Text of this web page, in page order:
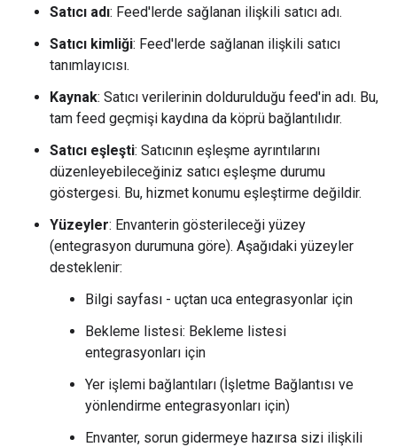
Satıcı adı: Feed'lerde sağlanan ilişkili satıcı adı.
Satıcı kimliği: Feed'lerde sağlanan ilişkili satıcı
tanımlayıcısı.
Kaynak: Satıcı verilerinin doldurulduğu feed'in adı. Bu,
tam feed geçmişi kaydına da köprü bağlantılıdır.
Satıcı eşleşti: Satıcının eşleşme ayrıntılarını
düzenleyebileceğiniz satıcı eşleşme durumu
göstergesi. Bu, hizmet konumu eşleştirme değildir.
Yüzeyler: Envanterin gösterileceği yüzey
(entegrasyon durumuna göre). Aşağıdaki yüzeyler
desteklenir:
Bilgi sayfası - uçtan uca entegrasyonlar için
Bekleme listesi: Bekleme listesi
entegrasyonları için
Yer işlemi bağlantıları (İşletme Bağlantısı ve
yönlendirme entegrasyonları için)
Envanter, sorun gidermeye hazırsa sizi ilişkili